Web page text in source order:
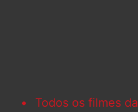
Todos os filmes